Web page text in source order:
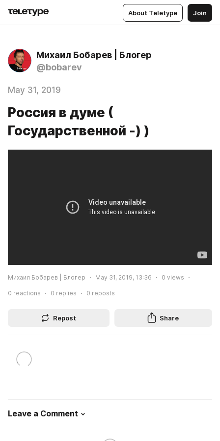
About Teletype Join
Михаил Бобарев | Блогер
@bobarev
May 31, 2019
Россия в думе (
Государственной -) )
Михаил Бобарев | Блогер May 31, 2019, 13:36 0 views
0 reactions 0 replies 0 reposts
Repost Share
Leave a Comment